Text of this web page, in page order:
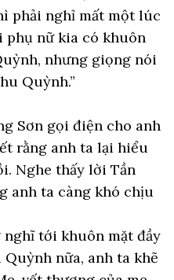
phải nghỉ mất một lúc
phụ nữ kia có khuôn
nhưng giọng nói
Quỳnh.”
Sơn gọi điện cho anh
rằng anh ta lại hiểu
Nghe thấy lời Tần
anh ta càng khó chịu
nghĩ tới khuôn mặt đầy
nữa, anh ta khẽ